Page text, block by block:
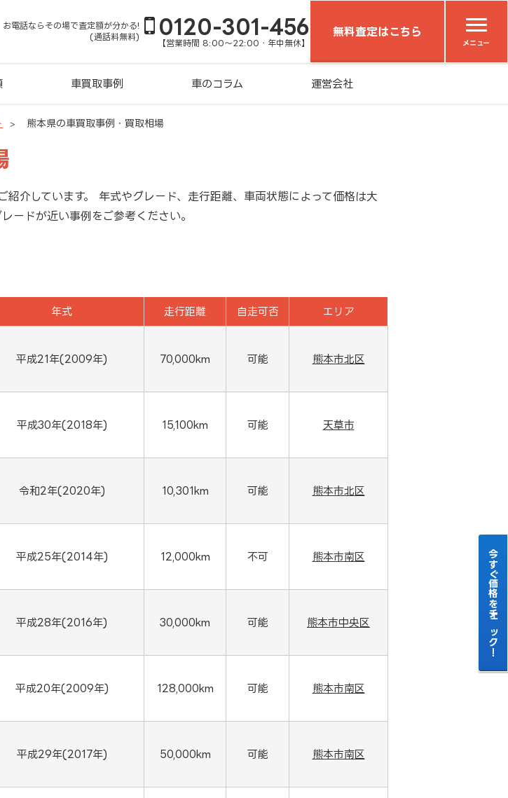
お電話ならその場で査定額が分かる!
(通話料無料)
0120-301-456
【営業時間 8:00～22:00・年中無休】
無料査定はこちら
メニュー
車買取事例 車のコラム 運営会社
熊本県の車買取事例・買取相場
介しています。 年式やグレード、走行距離、車両状態によって価格は大
ードが近い事例をご参考ください。
年式 走行距離 自走可否 エリア
平成21年(2009年) 70,000km 可能 熊本市北区
平成30年(2018年) 15,100km 可能 天草市
令和2年(2020年) 10,301km 可能 熊本市北区
平成25年(2014年) 12,000km 不可 熊本市南区
平成28年(2016年) 30,000km 可能 熊本市中央区
平成20年(2009年) 128,000km 可能 熊本市南区
平成29年(2017年) 50,000km 可能 熊本市南区
今すぐ価格をチェック！